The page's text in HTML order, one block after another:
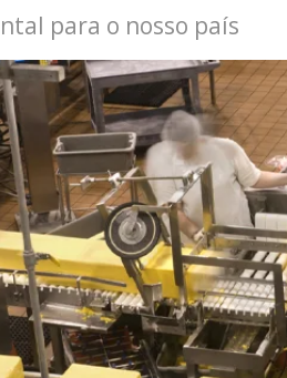
para o nosso país